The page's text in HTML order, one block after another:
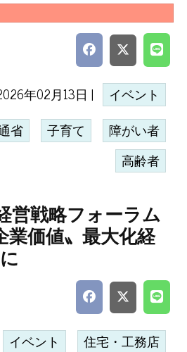
年02月13日 | イベント
省 子育て 障がい者
高齢者
営戦略フォーラム
業価値〟最大化経
イベント 住宅・工務店